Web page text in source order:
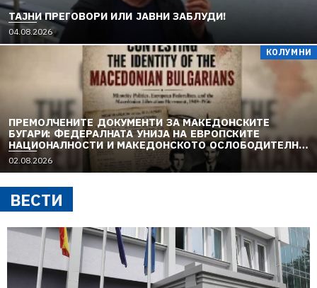
TAЈНИ ПРЕГОВОРИ ИЛИ ЈАВНИ ЗАБЛУДИ!
04.08.2026
КОЛУМНИ
ПРЕМОЛЧЕНИТЕ ДОКУМЕНТИ ЗА МАКЕДОНСКИТЕ
БУГАРИ: ФЕДЕРАЛНАТА УНИЈА НА ЕВРОПСКИТЕ
НАЦИОНАЛНОСТИ И МАКЕДОНСКОТО ОСЛОБОДИТЕЛНО
ДВИЖЕЊЕ (1949–1956) (1)
02.08.2026
ВЕСТИ